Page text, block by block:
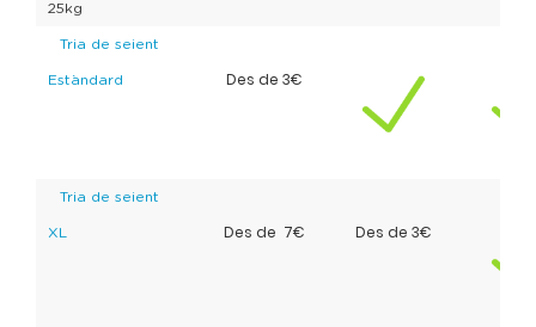
25kg
Tria de seient
Estàndard Des de 3€
Tria de seient
XL Des de 7€ Des de 3€